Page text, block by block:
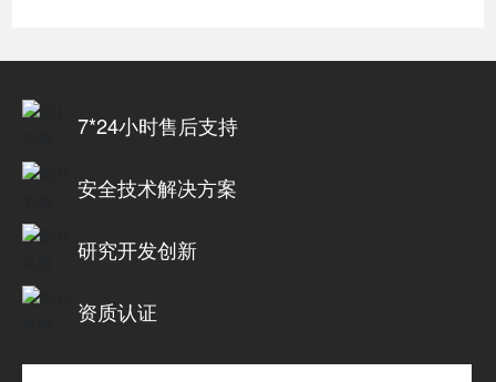
7*24小时售后支持
安全技术解决方案
研究开发创新
资质认证